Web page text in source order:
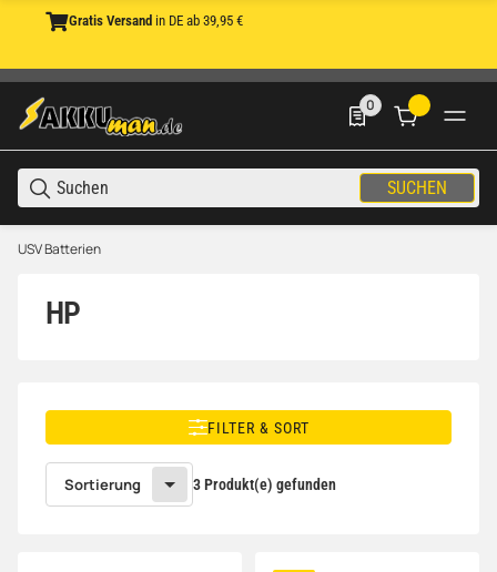
Gratis Versand in DE ab 39,95 €
SUCHEN
0
0 Produkte in der
USV Batterien
HP
FILTER & SORT
Sortierung 3 Produkt(e) gefunden